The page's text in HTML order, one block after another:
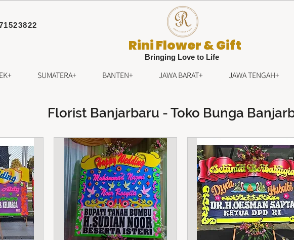
Rini Flower & Gift
Bringing Love to Life
SUMATERA+ BANTEN+ JAWA BARAT+ JAWA TENGAH+
Florist Banjarbaru - Toko Bunga